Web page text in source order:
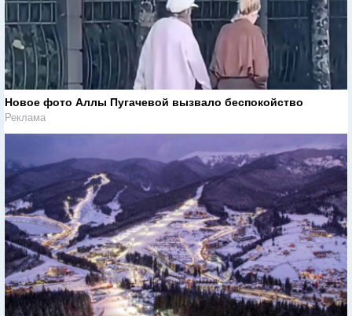
Новое фото Аллы Пугачевой вызвало беспокойство
Реклама